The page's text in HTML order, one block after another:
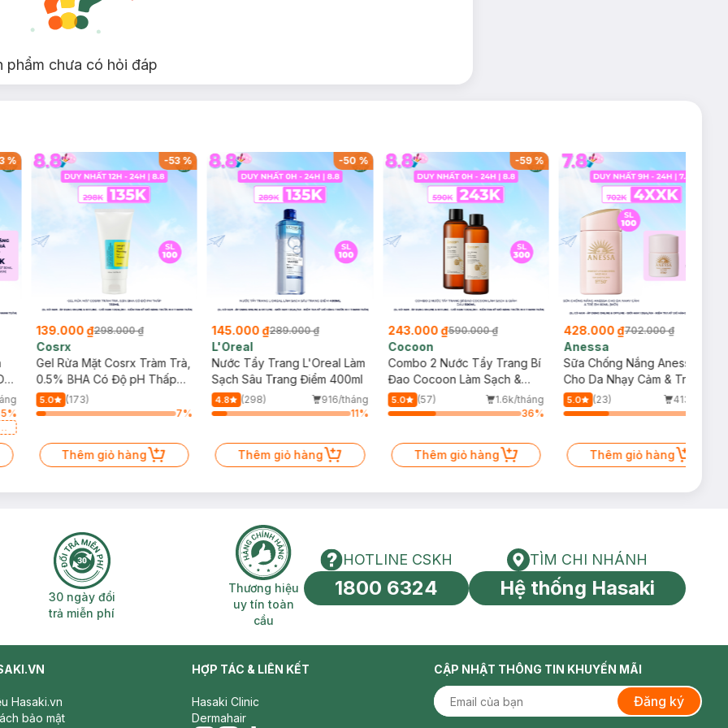
phẩm chưa có hỏi đáp
%
%
-53%
139.000 ₫298.000 ₫
Cosrx
Gel Rửa Mặt Cosrx Tràm Trà,
0.5% BHA Có Độ pH Thấp
150ml
5.0
(173)
7%
Thêm giỏ hàng
-50 %
145.000 ₫289.000 ₫
L'Oreal
Nước Tẩy Trang L'Oreal Làm
Sạch Sâu Trang Điểm 400ml
4.8 (298)
916/tháng
11%
Thêm giỏ hàng
-59%
243.000 ₫590.000 ₫
Cocoon
Combo 2 Nước Tẩy Trang Bí
Đao Cocoon Làm Sạch &
Giảm Dầu 500ml
5.0 (57)
1.6k/tháng
36%
Thêm giỏ hàng
428.000 ₫702.000 ₫
Anessa
Sữa Chống Nắng Anessa
Cho Da Nhạy Cảm & Trẻ Em
60ml (Mới)
5.0 (23)
413/tháng
Thêm giỏ hàng
2H 30 ngày đổi trả miễn phí
30 ngày đổi
trả miễn phí
Thương hiệu uy tín toàn cầu
Thương hiệu
uy tín toàn
cầu
HOTLINE CSKH
HOTLINE CSKH
1800 6324
Tìm chi nhánh
TÌM CHI NHÁNH
Hệ thống Hasaki
Hasaki.vn
bảo mật
HỢP TÁC & LIÊN KẾT
Hasaki Clinic
Dermahair
CẬP NHẬT THÔNG TIN KHUYẾN MÃI
Đăng ký